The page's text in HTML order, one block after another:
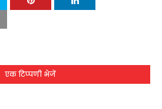
एक टिप्पणी भेजें